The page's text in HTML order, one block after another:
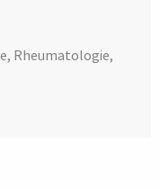
Rheumatologie,